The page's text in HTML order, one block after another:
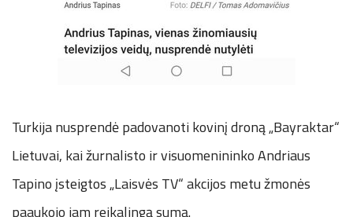
Turkija nusprendė padovanoti kovinį droną „Bayraktar“
Lietuvai, kai žurnalisto ir visuomenininko Andriaus
Tapino įsteigtos „Laisvės TV“ akcijos metu žmonės
paaukojo jam reikalingą sumą.